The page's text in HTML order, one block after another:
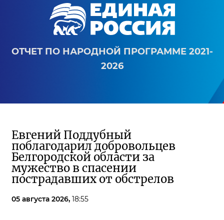
ОТЧЕТ ПО НАРОДНОЙ ПРОГРАММЕ 2021-
2026
Евгений Поддубный
поблагодарил добровольцев
Белгородской области за
мужество в спасении
пострадавших от обстрелов
05 августа 2026, 18:55